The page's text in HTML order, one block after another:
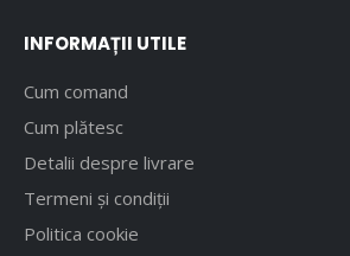
INFORMAȚII UTILE
Cum comand
Cum plătesc
Detalii despre livrare
Termeni și condiții
Politica cookie